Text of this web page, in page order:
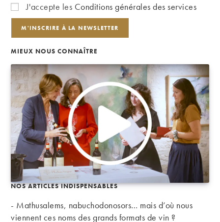
J'accepte les Conditions générales des services
MIEUX NOUS CONNAÎTRE
NOS ARTICLES INDISPENSABLES
- Mathusalems, nabuchodonosors… mais d’où nous
viennent ces noms des grands formats de vin ?